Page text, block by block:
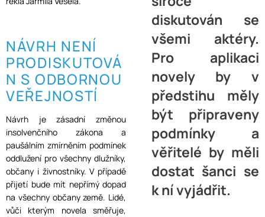
NÁVRH NENÍ
PRODISKUTOVÁ
N S ODBORNOU
VEŘEJNOSTÍ
Návrh je zásadní změnou
insolvenčního zákona a
paušálním zmírněním podmínek
oddlužení pro všechny dlužníky,
občany i živnostníky. V případě
přijetí bude mít nepřímý dopad
na všechny občany země. Lidé,
vůči kterým novela směřuje,
diskutován se
všemi aktéry.
Pro aplikaci
novely by v
předstihu měly
být připraveny
podmínky a
věřitelé by měli
dostat šanci se
k ní vyjádřit.